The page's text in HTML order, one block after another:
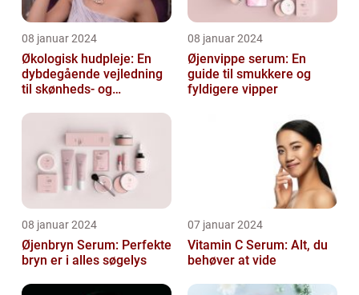
08 januar 2024
Økologisk hudpleje: En
dybdegående vejledning
til skønheds- og
08 januar 2024
Øjenvippe serum: En
guide til smukkere og
fyldigere vipper
08 januar 2024
Øjenbryn Serum: Perfekte
bryn er i alles søgelys
07 januar 2024
Vitamin C Serum: Alt, du
behøver at vide